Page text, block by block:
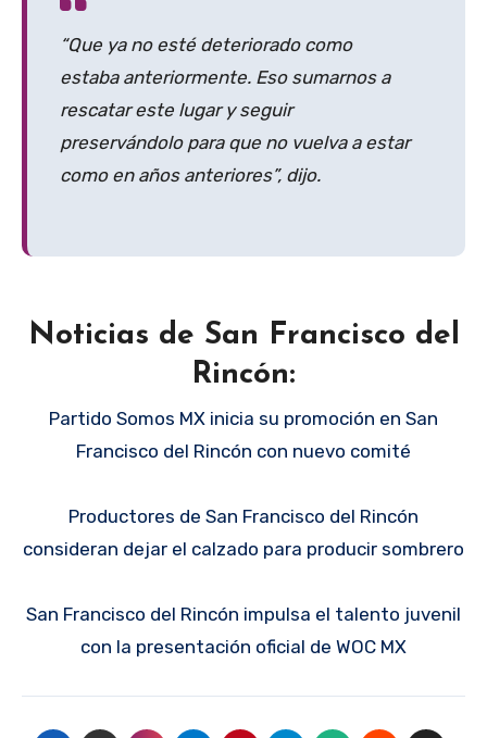
“Que ya no esté deteriorado como
estaba anteriormente. Eso sumarnos a
rescatar este lugar y seguir
preservándolo para que no vuelva a estar
como en años anteriores”, dijo.
Noticias de San Francisco del
Rincón:
Partido Somos MX inicia su promoción en San
Francisco del Rincón con nuevo comité
Productores de San Francisco del Rincón
consideran dejar el calzado para producir sombrero
San Francisco del Rincón impulsa el talento juvenil
con la presentación oficial de WOC MX